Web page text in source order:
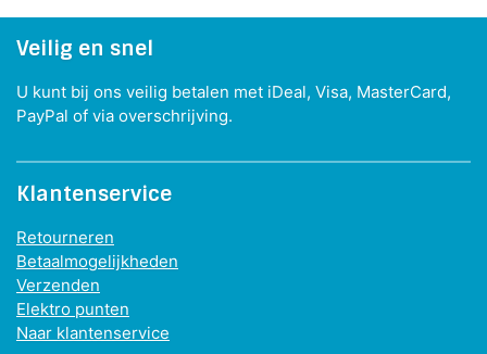
Veilig en snel
U kunt bij ons veilig betalen met iDeal, Visa, MasterCard,
PayPal of via overschrijving.
Klantenservice
Retourneren
Betaalmogelijkheden
Verzenden
Elektro punten
Naar klantenservice